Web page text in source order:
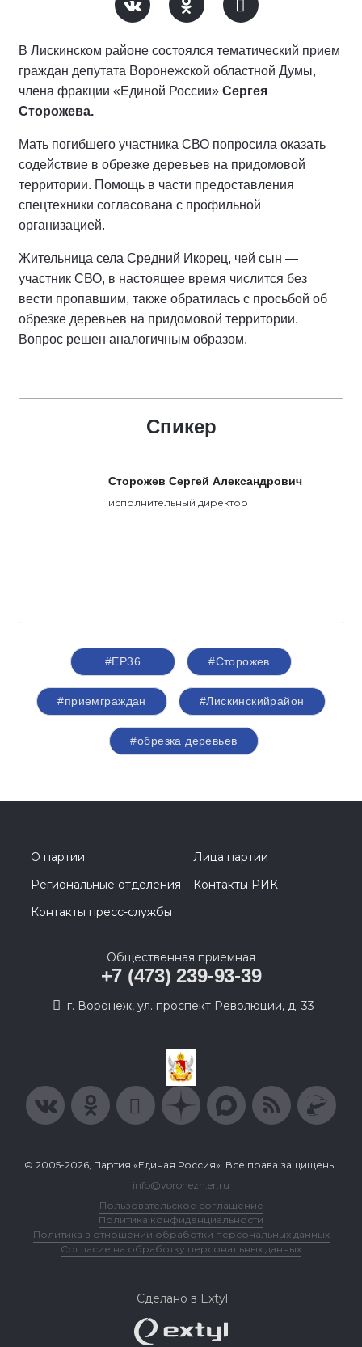
В Лискинском районе состоялся тематический прием
граждан депутата Воронежской областной Думы,
члена фракции «Единой России» Сергея
Сторожева.
Мать погибшего участника СВО попросила оказать
содействие в обрезке деревьев на придомовой
территории. Помощь в части предоставления
спецтехники согласована с профильной
организацией.
Жительница села Средний Икорец, чей сын —
участник СВО, в настоящее время числится без
вести пропавшим, также обратилась с просьбой об
обрезке деревьев на придомовой территории.
Вопрос решен аналогичным образом.
Спикер
Сторожев Сергей Александрович
исполнительный директор
#ЕР36 #Сторожев
#приемграждан #Лискинскийрайон
#обрезка деревьев
О партии
Лица партии
Региональные отделения
Контакты РИК
Контакты пресс-службы
Общественная приемная
+7 (473) 239-93-39
г. Воронеж, ул. проспект Революции, д. 33
© 2005-2026, Партия «Единая Россия». Все права защищены.
info@voronezh.er.ru
Пользовательское соглашение
Политика конфиденциальности
Политика в отношении обработки персональных данных
Согласие на обработку персональных данных
Сделано в Extyl